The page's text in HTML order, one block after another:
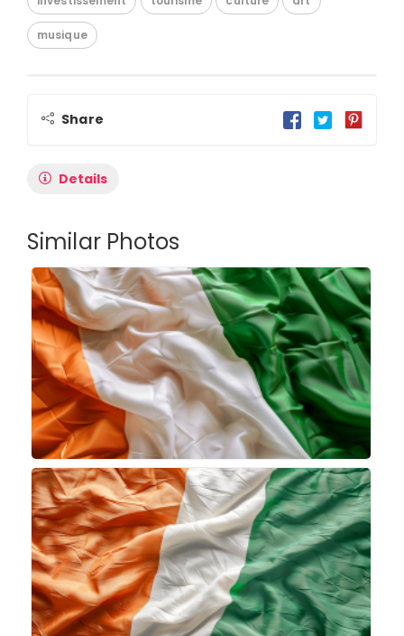
musique
Share
Details
Similar Photos